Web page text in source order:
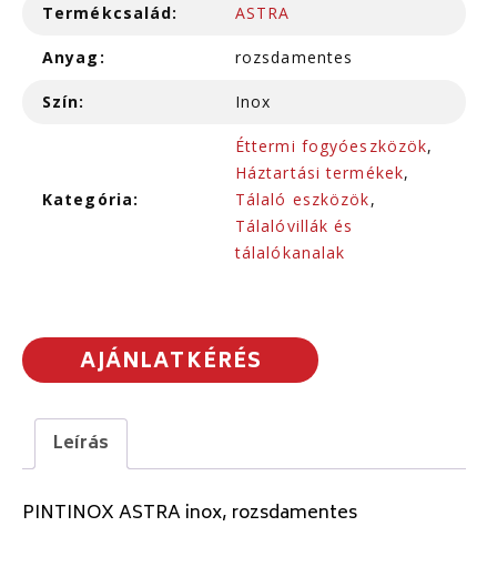
Termékcsalád: ASTRA
Anyag: rozsdamentes
Szín: Inox
Kategória:
Éttermi fogyóeszközök,
Háztartási termékek,
Tálaló eszközök,
Tálalóvillák és
tálalókanalak
AJÁNLATKÉRÉS
Leírás
PINTINOX ASTRA inox, rozsdamentes